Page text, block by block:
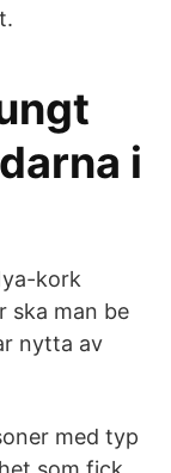
i
kork
ska man be
nytta av
med typ